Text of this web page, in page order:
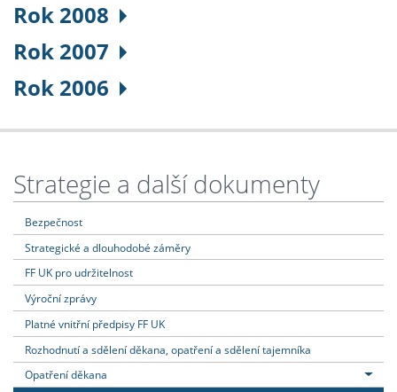
Rok 2008
Rok 2007
Rok 2006
Strategie a další dokumenty
Bezpečnost
Strategické a dlouhodobé záměry
FF UK pro udržitelnost
Výroční zprávy
Platné vnitřní předpisy FF UK
Rozhodnutí a sdělení děkana, opatření a sdělení tajemníka
Opatření děkana